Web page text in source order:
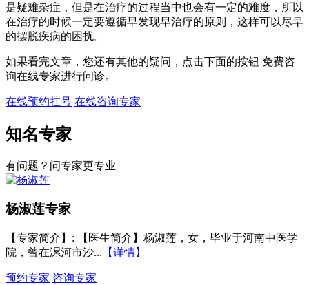
是疑难杂症，但是在治疗的过程当中也会有一定的难度，所以
在治疗的时候一定要遵循早发现早治疗的原则，这样可以尽早
的摆脱疾病的困扰。
如果看完文章，您还有其他的疑问，点击下面的按钮 免费咨
询在线专家进行问诊。
在线预约挂号 在线咨询专家
知名专家
有问题？问专家更专业
杨淑莲专家
【专家简介】 : 【医生简介】杨淑莲，女，毕业于河南中医学
院，曾在漯河市沙... 【详情】
预约专家 咨询专家